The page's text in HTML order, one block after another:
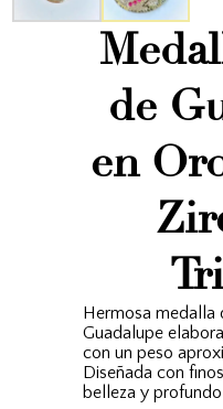
de
en
Hermosa medalla
Guadalupe
con un peso
Diseñada con
belleza y